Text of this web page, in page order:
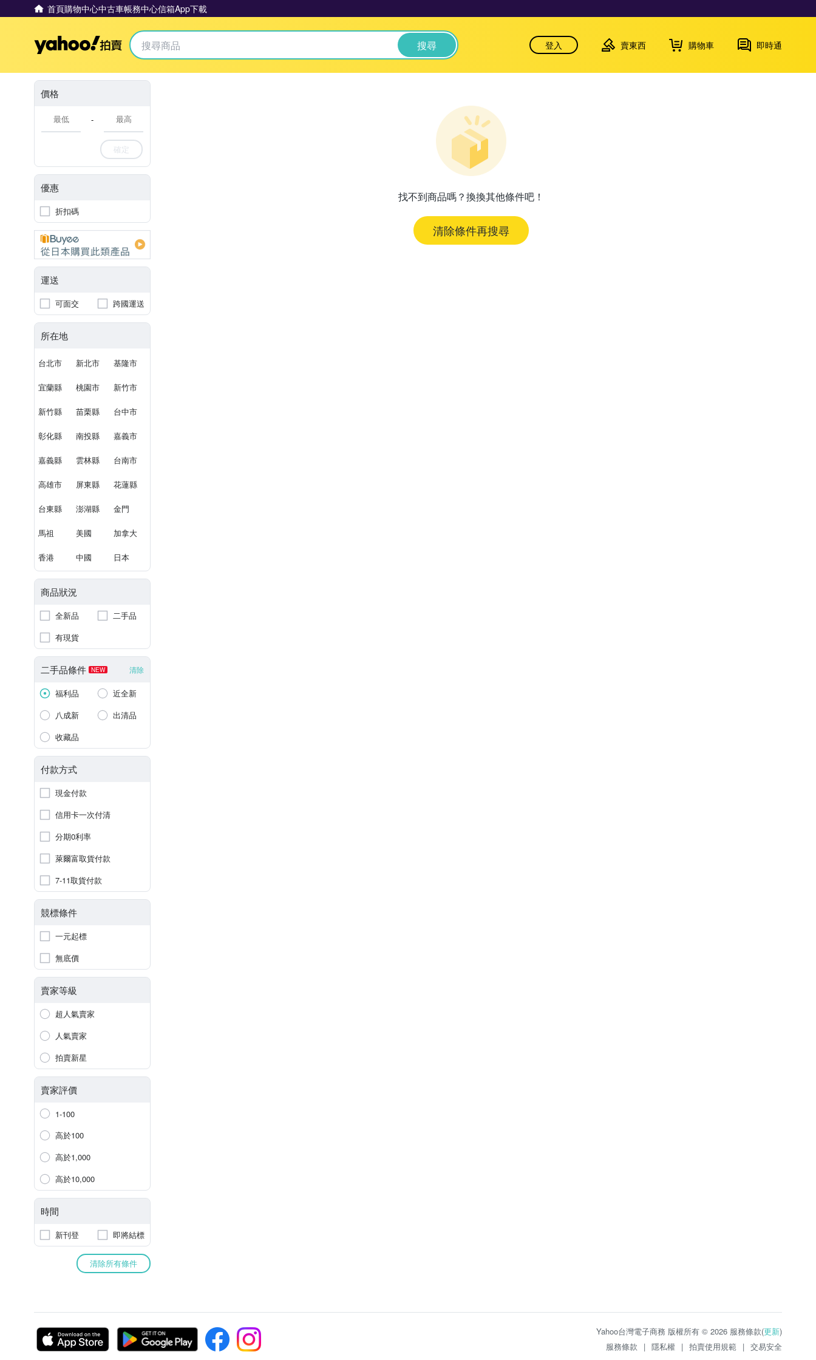
首頁購物中心中古車帳務中心信箱App下載
Yahoo拍賣 搜尋 登入 賣東西 購物車 即時通
價格
-
確定
優惠
折扣碼
運送
可面交 跨國運送
所在地
台北市 新北市 基隆市
宜蘭縣 桃園市 新竹市
新竹縣 苗栗縣 台中市
彰化縣 南投縣 嘉義市
嘉義縣 雲林縣 台南市
高雄市 屏東縣 花蓮縣
台東縣 澎湖縣 金門
馬祖 美國 加拿大
香港 中國 日本
商品狀況
全新品
二手品
有現貨
二手品條件 NEW 清除
福利品
近全新
八成新
出清品
收藏品
付款方式
現金付款
信用卡一次付清
分期0利率
萊爾富取貨付款
7-11取貨付款
競標條件
一元起標
無底價
賣家等級
超人氣賣家
人氣賣家
拍賣新星
賣家評價
1-100
高於100
高於1,000
高於10,000
時間
新刊登 即將結標
清除所有條件
找不到商品嗎？換換其他條件吧！
清除條件再搜尋
Yahoo台灣電子商務 版權所有 © 2026 服務條款(更新)
服務條款
| 隱私權 | 拍賣使用規範 | 交易安全